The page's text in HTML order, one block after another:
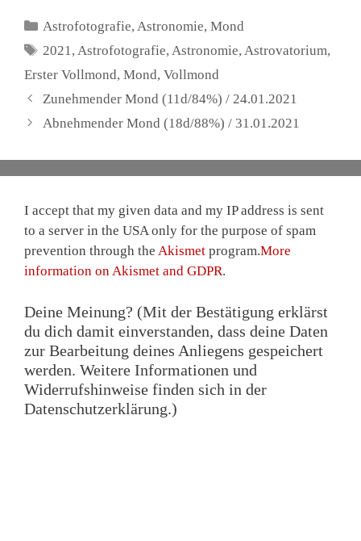
Kategorien
Astrofotografie,Astronomie,Mond
Schlagwörter
2021,Astrofotografie,Astronomie,Astrovatorium,
Erster Vollmond, Mond, Vollmond
Zunehmender Mond (11d/84%) / 24.01.2021
Abnehmender Mond (18d/88%) / 31.01.2021
I accept that my given data and my IP address is sent
to a server in the USA only for the purpose of spam
prevention through the Akismet program.More
information on Akismet and GDPR.
Deine Meinung? (Mit der Bestätigung erklärst
du dich damit einverstanden, dass deine Daten
zur Bearbeitung deines Anliegens gespeichert
werden. Weitere Informationen und
Widerrufshinweise finden sich in der
Datenschutzerklärung.)